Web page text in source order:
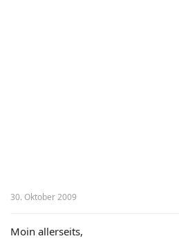
30. Oktober 2009
Moin allerseits,